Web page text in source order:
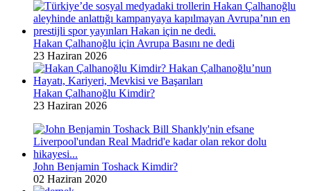
Hakan Çalhanoğlu için Avrupa Basını ne dedi
23 Haziran 2026
Hakan Çalhanoğlu Kimdir?
23 Haziran 2026
John Benjamin Toshack Kimdir?
02 Haziran 2020